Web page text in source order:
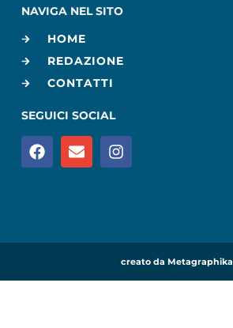
NAVIGA NEL SITO
HOME
REDAZIONE
CONTATTI
SEGUICI SOCIAL
creato da Metagraphika